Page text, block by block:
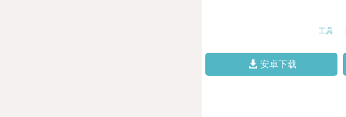
工具
安卓下载